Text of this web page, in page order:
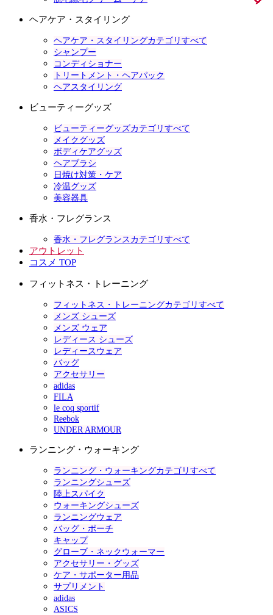
ヘアケア・スタイリング
ヘアケア・スタイリングカテゴリすべて
シャンプー
コンディショナー
トリートメント・ヘアパック
ヘアスタイリング
ビューティーグッズ
ビューティーグッズカテゴリすべて
メイクグッズ
ボディケアグッズ
ヘアブラシ
日焼け対策・ケア
冷温グッズ
美容器具
香水・フレグランス
香水・フレグランスカテゴリすべて
アウトレット
コスメ TOP
フィットネス・トレーニング
フィットネス・トレーニングカテゴリすべて
メンズ シューズ
メンズ ウェア
レディース シューズ
レディースウェア
バッグ
アクセサリー
adidas
FILA
le coq sportif
Reebok
UNDER ARMOUR
ランニング・ウォーキング
ランニング・ウォーキングカテゴリすべて
ランニングシューズ
陸上スパイク
ウォーキングシューズ
ランニングウェア
バッグ・ポーチ
キャップ
グローブ・ネックウォーマー
アクセサリー・グッズ
ケア・サポーター用品
サプリメント
adidas
ASICS